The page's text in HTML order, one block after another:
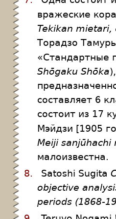
вражеские
Tekikan mietari,
Торадзо
«Стандартные
Shōgaku Shōka
составляет 6
состоит из 17
Мэйдзи [1905
Meiji
малоизвестна.
8.
Satoshi Sugita
objective
periods (1868-